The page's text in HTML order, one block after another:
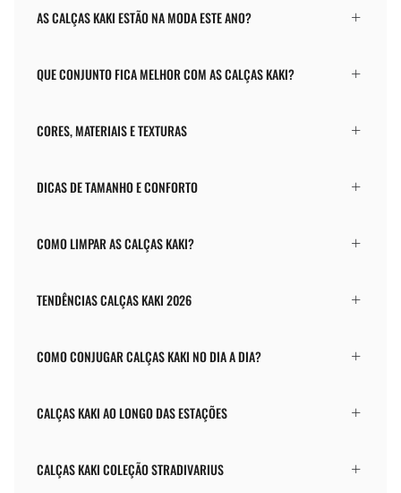
AS CALÇAS KAKI ESTÃO NA MODA ESTE ANO?
QUE CONJUNTO FICA MELHOR COM AS CALÇAS KAKI?
CORES, MATERIAIS E TEXTURAS
DICAS DE TAMANHO E CONFORTO
COMO LIMPAR AS CALÇAS KAKI?
TENDÊNCIAS CALÇAS KAKI 2026
COMO CONJUGAR CALÇAS KAKI NO DIA A DIA?
CALÇAS KAKI AO LONGO DAS ESTAÇÕES
CALÇAS KAKI COLEÇÃO STRADIVARIUS